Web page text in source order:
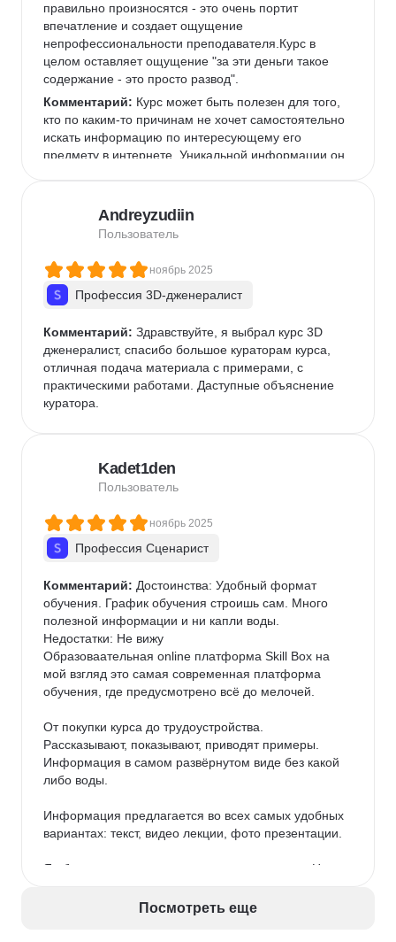
правильно произносятся - это очень портит
впечатление и создает ощущение
непрофессиональности преподавателя.Курс в
целом оставляет ощущение "за эти деньги такое
содержание - это просто развод".
Комментарий: Курс может быть полезен для того,
кто по каким-то причинам не хочет самостоятельно
искать информацию по интересующему его
предмету в интернете. Уникальной информации он
через призму восприятия авторов.Таких денег
однозначно не стоит.
Andreyzudiin
Пользователь
ноябрь 2025
Профессия 3D-дженералист
Комментарий: Здравствуйте, я выбрал курс 3D
дженералист, спасибо большое кураторам курса,
отличная подача материала с примерами, с
практическими работами. Даступные объяснение
куратора.
Kadet1den
Пользователь
ноябрь 2025
Профессия Сценарист
Комментарий: Достоинства: Удобный формат
обучения. График обучения строишь сам. Много
полезной информации и ни капли воды.
Недостатки: Не вижу
Образоваательная online платформа Skill Box на
мой взгляд это самая современная платформа
обучения, где предусмотрено всё до мелочей.
От покупки курса до трудоустройства.
Рассказывают, показывают, приводят примеры.
Информация в самом развёрнутом виде без какой
либо воды.
Информация предлагается во всех самых удобных
вариантах: текст, видео лекции, фото презентации.
Я обучаюсь на курсе сценарного мастерства. На
лекции, презентации, а также текстовый формат.
Посмотреть еще